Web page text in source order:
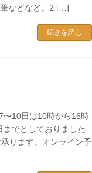
などなど。2 […]
続きを読む
〜10日は10時から16時
でとしておりました
ります。オンライン予